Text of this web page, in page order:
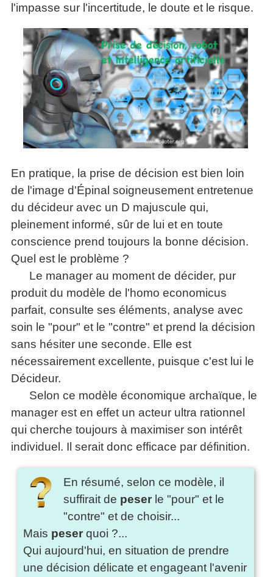
»»»
PDF
Entrepreneuriat
ebook
Perfonomique
▶
Tous
les
articles
PDF
gratuits
l'impasse sur l'incertitude, le doute et le risque.
En pratique, la prise de décision est bien loin
de l'image d'Épinal soigneusement entretenue
du décideur avec un D majuscule qui,
pleinement informé, sûr de lui et en toute
conscience prend toujours la bonne décision.
Quel est le problème ?
Le manager au moment de décider, pur
produit du modèle de l'homo economicus
parfait, consulte ses éléments, analyse avec
soin le "pour" et le "contre" et prend la décision
sans hésiter une seconde. Elle est
nécessairement excellente, puisque c'est lui le
Décideur.
Selon ce modèle économique archaïque, le
manager est en effet un acteur ultra rationnel
qui cherche toujours à maximiser son intérêt
individuel. Il serait donc efficace par définition.
En résumé, selon ce modèle, il
suffirait de peser le "pour" et le
"contre" et de choisir...
Mais peser quoi ?...
Qui aujourd'hui, en situation de prendre
une décision délicate et engageant l'avenir